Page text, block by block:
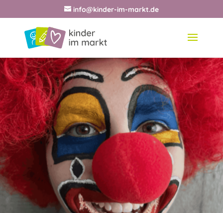
info@kinder-im-markt.de